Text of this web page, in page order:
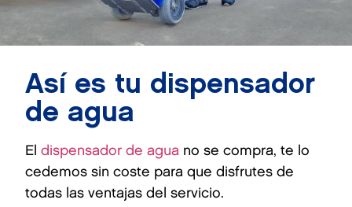
Así es tu dispensador
de agua
El dispensador de agua no se compra, te lo
cedemos sin coste para que disfrutes de
todas las ventajas del servicio.